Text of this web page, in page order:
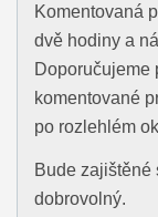
Komentovaná
dvě hodiny a
Doporučujeme
komentované
po rozlehlém
Bude zajištěné
dobrovolný.